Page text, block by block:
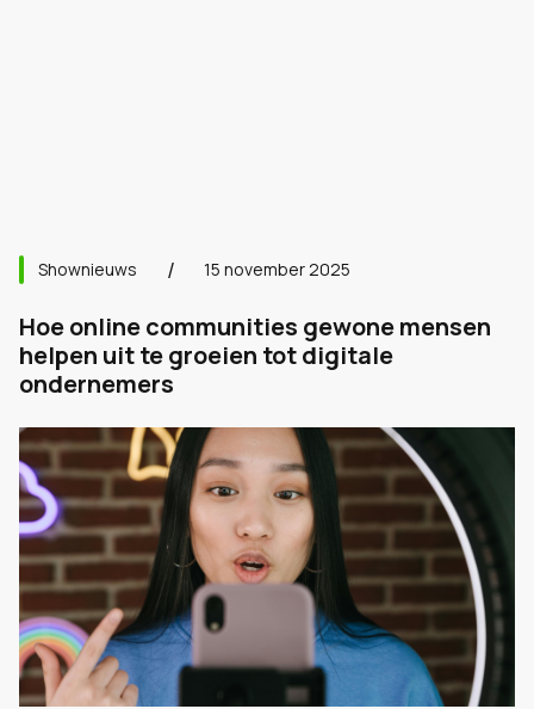
Shownieuws 15 november 2025
Hoe online communities gewone mensen
helpen uit te groeien tot digitale
ondernemers